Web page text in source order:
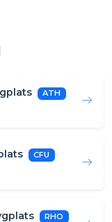
ATH
CFU
RHO